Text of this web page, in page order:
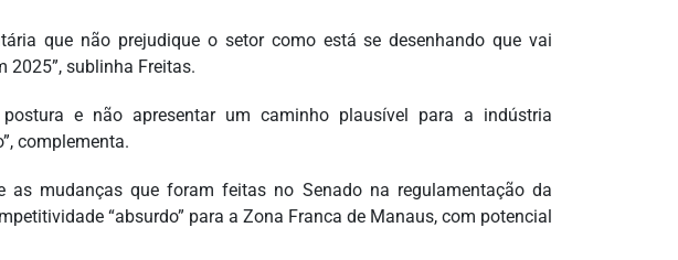
que não prejudique o setor como está se desenhando que vai
2025”, sublinha Freitas.
e não apresentar um caminho plausível para a indústria
complementa.
as mudanças que foram feitas no Senado na regulamentação da
“absurdo” para a Zona Franca de Manaus, com potencial